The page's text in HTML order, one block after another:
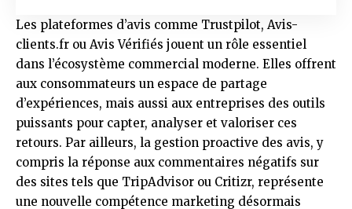
Les plateformes d’avis comme Trustpilot, Avis-
clients.fr ou Avis Vérifiés jouent un rôle essentiel
dans l’écosystème commercial moderne. Elles offrent
aux consommateurs un espace de partage
d’expériences, mais aussi aux entreprises des outils
puissants pour capter, analyser et valoriser ces
retours. Par ailleurs, la gestion proactive des avis, y
compris la réponse aux commentaires négatifs sur
des sites tels que TripAdvisor ou Critizr, représente
une nouvelle compétence marketing désormais